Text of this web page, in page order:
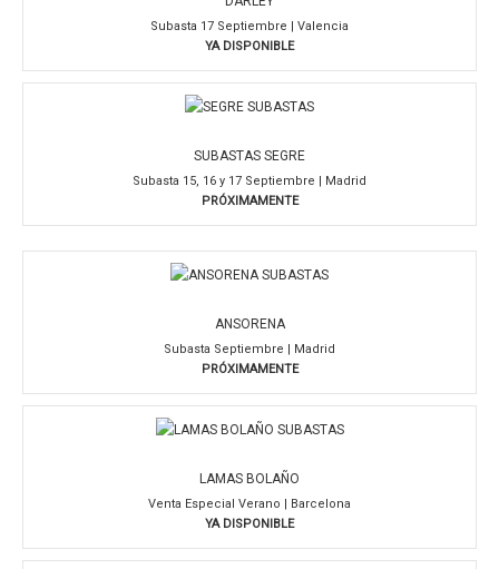
Subasta 17 Septiembre | Valencia
YA DISPONIBLE
SUBASTAS SEGRE
Subasta 15, 16 y 17 Septiembre | Madrid
PRÓXIMAMENTE
ANSORENA
Subasta Septiembre | Madrid
PRÓXIMAMENTE
LAMAS BOLAÑO
Venta Especial Verano | Barcelona
YA DISPONIBLE